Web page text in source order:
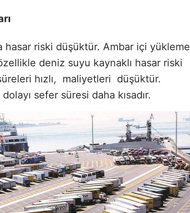
hasar riski düşüktür. Ambar içi yükleme
özellikle deniz suyu kaynaklı hasar riski
hızlı, maliyetleri düşüktür.
sefer süresi daha kısadır.